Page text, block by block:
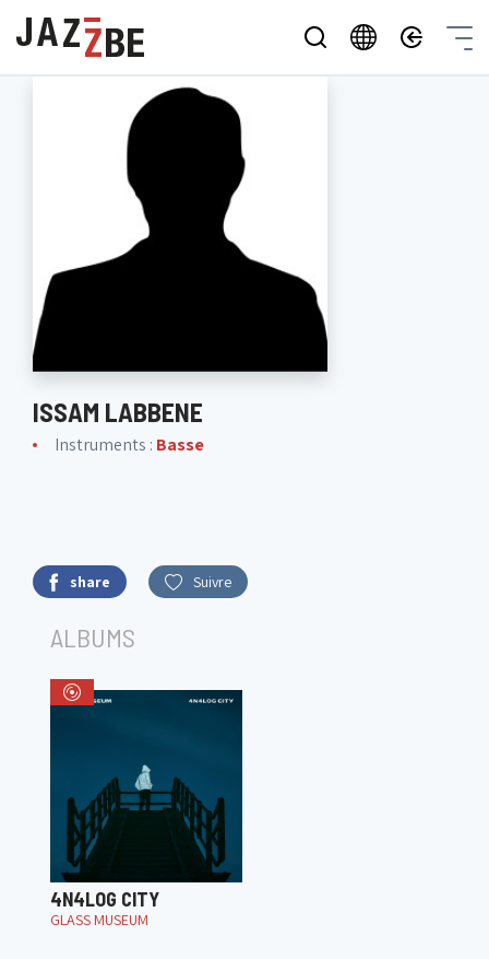
ISSAM LABBENE
Instruments : Basse
share Suivre
ALBUMS
4N4LOG CITY
GLASS MUSEUM